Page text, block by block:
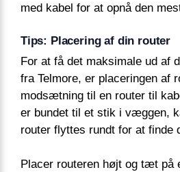
med kabel for at opnå den
Tips: Placering af din router
For at få det maksimale ud af
fra Telmore, er placeringen af
modsætning til en router til
er bundet til et stik i væggen,
router flyttes rundt for at finde
Placer routeren højt og tæt på